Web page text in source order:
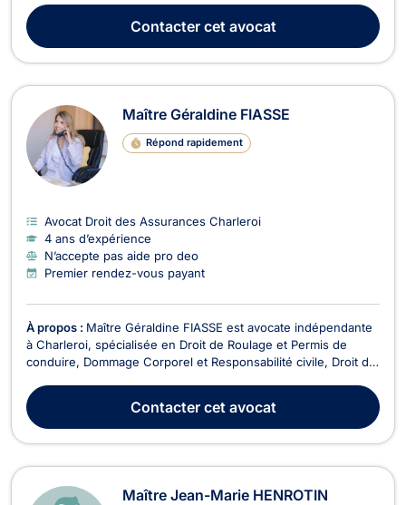
assiste ses clients en droit du dommage corporel en présence
de contentieux liés aux acci...
Contactercet avocat
Maître Géraldine FIASSE
Répond rapidement
Avocat Droit des Assurances Charleroi
4 ans d’expérience
N’accepte pas aide pro deo
Premier rendez-vous payant
À propos : Maître Géraldine FIASSE est avocate indépendante
à Charleroi, spécialisée en Droit de Roulage et Permis de
conduire, Dommage Corporel et Responsabilité civile, Droit de
route ou d'une erreur médicale ? Convoqué devant le Tribunal
de police ? En litige avec votre...
Contactercet avocat
Maître Jean-Marie HENROTIN